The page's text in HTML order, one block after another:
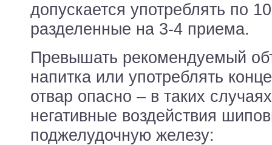
допускается употреблять по
разделенные на 3-4 приема.
Превышать рекомендуемый
напитка или употреблять
отвар опасно – в таких
негативные воздействия
поджелудочную железу: